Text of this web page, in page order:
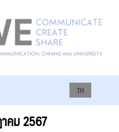
TH
คม 2567